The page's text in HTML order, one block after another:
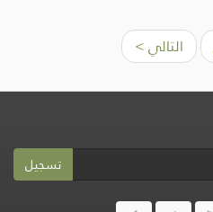
التالي >
تسجيل